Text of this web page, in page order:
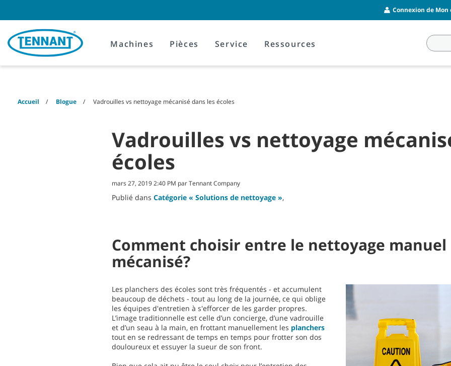
content
navigation
menu
Connexion de
Machines Pièces Service Ressources
Accueil Blogue Vadrouilles vs nettoyage mécanisé dans les écoles
Vadrouilles vs nettoyage
écoles
mars 27, 2019 2:40 PM par Tennant Company
Publié dans Catégorie « Solutions de nettoyage »,
Comment choisir entre le nettoyage
mécanisé?
Les planchers des écoles sont très fréquentés - et accumulent
beaucoup de déchets - tout au long de la journée, ce qui oblige
les équipes d'entretien à s'efforcer de les garder propres.
L’image traditionnelle est celle d’un concierge, d’une vadrouille
et d’un seau à la main, en frottant manuellement les planchers
tout en se redressant de temps en temps pour frotter son dos
douloureux et essuyer la sueur de son front.